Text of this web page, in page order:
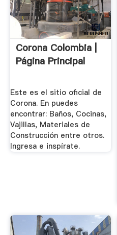
Corona Colombia |
Página Principal
Este es el sitio oficial de
Corona. En puedes
encontrar: Baños, Cocinas,
Vajillas, Materiales de
Construcción entre otros.
Ingresa e inspírate.